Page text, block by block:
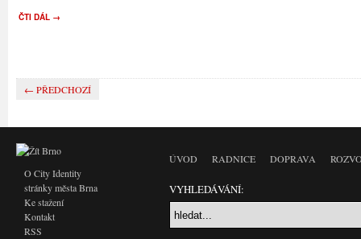
ČTI DÁL →
← PŘEDCHOZÍ
O City Identity
stránky města Brna
Ke stažení
Kontakt
RSS
ÚVOD RADNICE DOPRAVA
VYHLEDÁVÁNÍ: